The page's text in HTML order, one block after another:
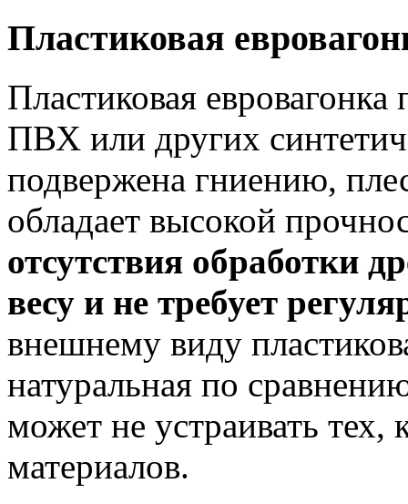
Пластиковая
Пластиковая евровагонка
ПВХ или других
подвержена гниению,
обладает высокой
отсутствия обработки
весу и не требует
внешнему виду
натуральная по
может не устраивать тех,
материалов.